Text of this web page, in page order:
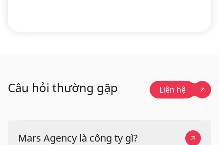
Câu hỏi thường gặp Liên hệ
Mars Agency là công ty gì?